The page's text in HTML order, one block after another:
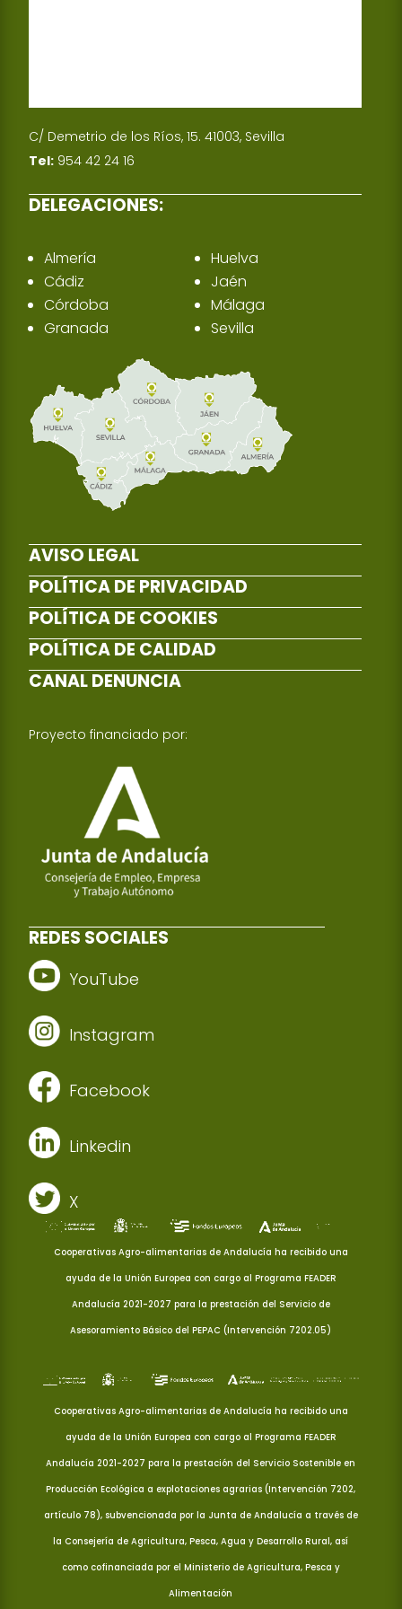
C/ Demetrio de los Ríos, 15. 41003, Sevilla
Tel: 954 42 24 16
DELEGACIONES:
Almería
Cádiz
Córdoba
Granada
Huelva
Jaén
Málaga
Sevilla
AVISO LEGAL
POLÍTICA DE PRIVACIDAD
POLÍTICA DE COOKIES
POLÍTICA DE CALIDAD
CANAL DENUNCIA
Proyecto financiado por:
REDES SOCIALES
YouTube
Instagram
Facebook
Linkedin
X
Cooperativas Agro-alimentarias de Andalucía ha recibido una
ayuda de la Unión Europea con cargo al Programa FEADER
Andalucía 2021-2027 para la prestación del Servicio de
Asesoramiento Básico del PEPAC (Intervención 7202.05)
Cooperativas Agro-alimentarias de Andalucía ha recibido una
ayuda de la Unión Europea con cargo al Programa FEADER
Andalucía 2021-2027 para la prestación del Servicio Sostenible en
Producción Ecológica a explotaciones agrarias (Intervención 7202,
artículo 78), subvencionada por la Junta de Andalucía a través de
la Consejería de Agricultura, Pesca, Agua y Desarrollo Rural, así
como cofinanciada por el Ministerio de Agricultura, Pesca y
Alimentación